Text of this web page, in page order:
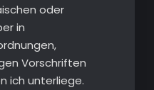
oder
in
Vorschriften
ich unterliege.